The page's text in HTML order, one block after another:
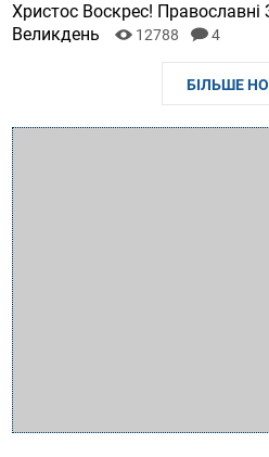
Христос Воскрес!
Великдень
12788 4
БІЛЬШЕ